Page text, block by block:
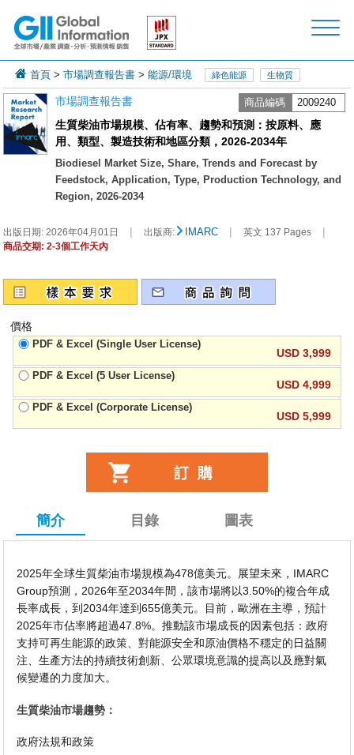
首頁 >市場調查報告書 >能源/環境 綠色能源 生物質
市場調查報告書 商品編碼 2009240
生質柴油市場規模、佔有率、趨勢和預測：按原料、應
用、類型、製造技術和地區分類，2026-2034年
Biodiesel Market Size, Share, Trends and Forecast by
Feedstock, Application, Type, Production Technology, and
Region, 2026-2034
出版日期:2026年04月01日 | 出版商: IMARC | 英文 137 Pages |
商品交期: 2-3個工作天內
價格
PDF & Excel (Single User License)
USD 3,999
PDF & Excel (5 User License)
USD 4,999
PDF & Excel (Corporate License)
USD 5,999
簡介 目錄 圖表
2025年全球生質柴油市場規模為478億美元。展望未來，IMARC
Group預測，2026年至2034年間，該市場將以3.50%的複合年成
長率成長，到2034年達到655億美元。目前，歐洲在主導，預計
2025年市佔率將超過47.8%。推動該市場成長的因素包括：政府
支持可再生能源的政策、對能源安全和原油價格不穩定的日益關
注、生產方法的持續技術創新、公眾環境意識的提高以及應對氣
候變遷的力度加大。
生質柴油市場趨勢：
政府法規和政策